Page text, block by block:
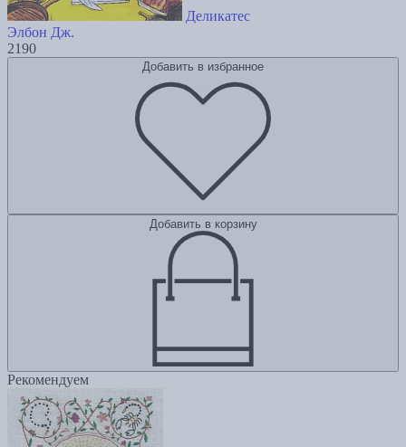
Деликатес
Элбон Дж.
2190
Добавить в избранное
Добавить в корзину
Рекомендуем